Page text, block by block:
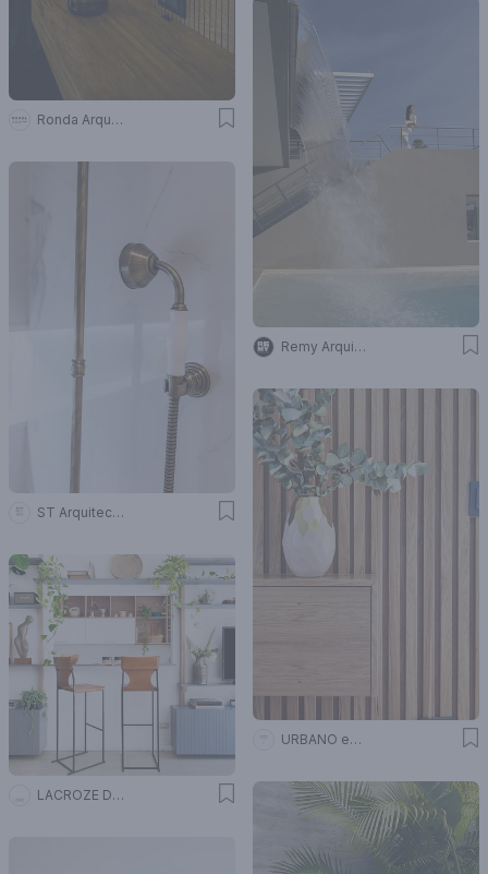
Ronda Arquitectura
ST Arquitectas
LACROZE DESIGN STUDIO
Remy Arquitectos
URBANO estudio